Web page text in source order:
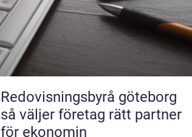
Redovisningsbyrå göteborg
så väljer företag rätt partner
för ekonomin